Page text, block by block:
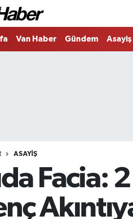
Van Haber Gündem Asayiş
ASAYIŞ
Facia: